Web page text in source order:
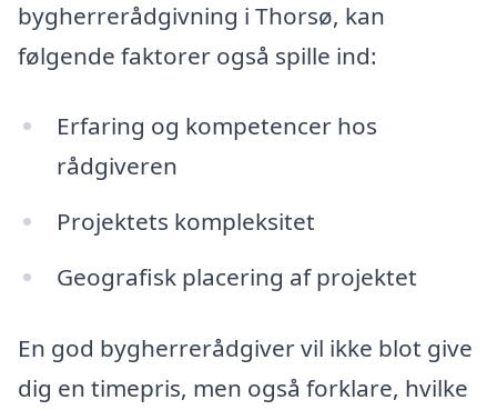
bygherrerådgivning i Thorsø, kan
følgende faktorer også spille ind:
Erfaring og kompetencer hos
rådgiveren
Projektets kompleksitet
Geografisk placering af projektet
En god bygherrerådgiver vil ikke blot give
dig en timepris, men også forklare, hvilke